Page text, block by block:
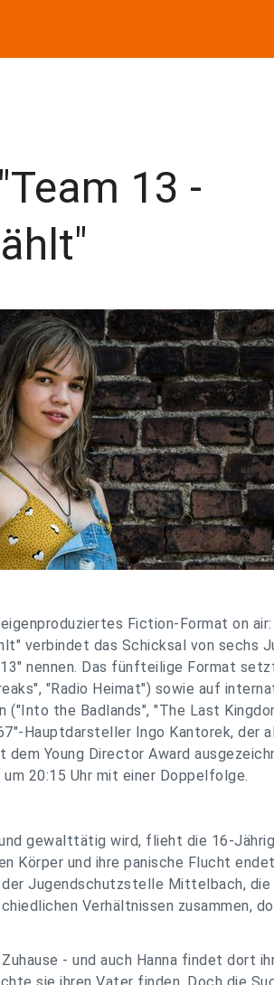
13 -
Fiction-Format on air:
verbindet das Schicksal von sechs
nennen. Das fünfteilige Format
"Radio Heimat") sowie auf
("Into the Badlands", "The Last
Hauptdarsteller Ingo Kantorek, der
Young Director Award
20:15 Uhr mit einer Doppelfolge.
gewalttätig wird, flieht die 16-
Körper und ihre panische Flucht
Jugendschutzstelle Mittelbach, die
Verhältnissen zusammen,
- und auch Hanna findet dort